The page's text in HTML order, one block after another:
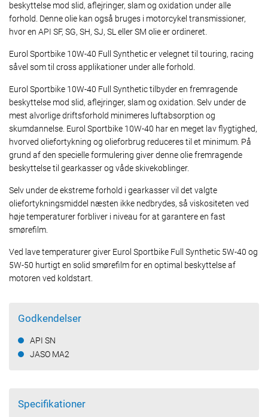
beskyttelse mod slid, aflejringer, slam og oxidation under alle
forhold. Denne olie kan også bruges i motorcykel transmissioner,
hvor en API SF, SG, SH, SJ, SL eller SM olie er ordineret.
Eurol Sportbike 10W-40 Full Synthetic er velegnet til touring, racing
såvel som til cross applikationer under alle forhold.
Eurol Sportbike 10W-40 Full Synthetic tilbyder en fremragende
beskyttelse mod slid, aflejringer, slam og oxidation. Selv under de
mest alvorlige driftsforhold minimeres luftabsorption og
skumdannelse. Eurol Sportbike 10W-40 har en meget lav flygtighed,
hvorved oliefortykning og olieforbrug reduceres til et minimum. På
grund af den specielle formulering giver denne olie fremragende
beskyttelse til gearkasser og våde skivekoblinger.
Selv under de ekstreme forhold i gearkasser vil det valgte
oliefortykningsmiddel næsten ikke nedbrydes, så viskositeten ved
høje temperaturer forbliver i niveau for at garantere en fast
smørefilm.
Ved lave temperaturer giver Eurol Sportbike Full Synthetic 5W-40 og
5W-50 hurtigt en solid smørefilm for en optimal beskyttelse af
motoren ved koldstart.
Godkendelser
API SN
JASO MA2
Specifikationer